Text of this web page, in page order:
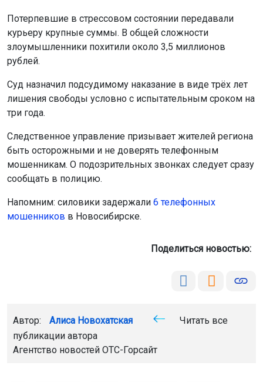
Потерпевшие в стрессовом состоянии передавали
курьеру крупные суммы. В общей сложности
злоумышленники похитили около 3,5 миллионов
рублей.
Суд назначил подсудимому наказание в виде трёх лет
лишения свободы условно с испытательным сроком на
три года.
Следственное управление призывает жителей региона
быть осторожными и не доверять телефонным
мошенникам. О подозрительных звонках следует сразу
сообщать в полицию.
Напомним: силовики задержали 6 телефонных
мошенников в Новосибирске.
Поделиться новостью:
Автор: Алиса Новохатская
Читать все
публикации автора
Агентство новостей ОТС-Горсайт